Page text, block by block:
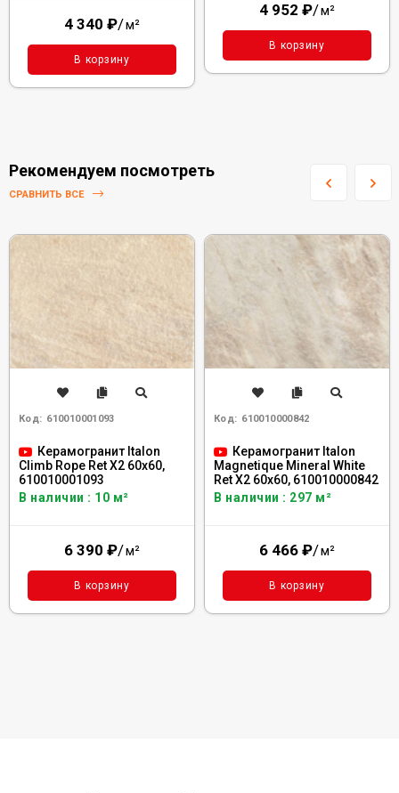
4 340 ₽/м²
В корзину
4 952 ₽/м²
В корзину
Рекомендуем посмотреть
СРАВНИТЬ ВСЕ
Код: 610010001093
Керамогранит Italon
Climb Rope Ret X2 60x60,
610010001093
В наличии : 10 м²
6 390 ₽/м²
В корзину
Код: 610010000842
Керамогранит Italon
Magnetique Mineral White
Ret X2 60x60, 610010000842
В наличии : 297 м²
6 466 ₽/м²
В корзину